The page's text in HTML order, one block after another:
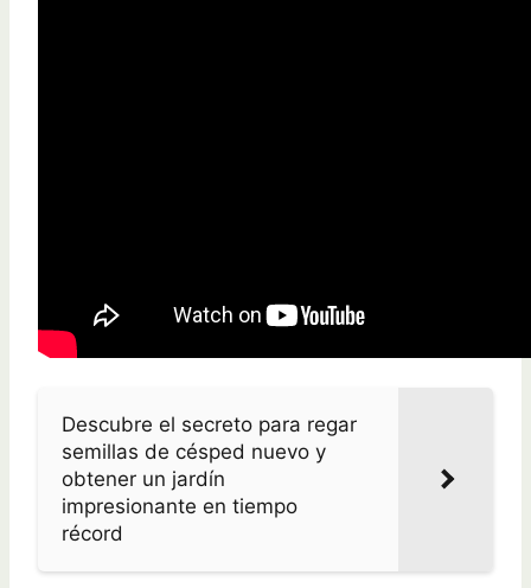
Descubre el secreto para regar
semillas de césped nuevo y
obtener un jardín
impresionante en tiempo
récord